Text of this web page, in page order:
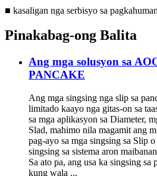
■ kasaligan nga serbisyo sa pagkahuman
Pinakabag-ong Balita
Ang mga solusyon sa
PANCAKE
Ang mga singsing nga slip sa
limitado kaayo nga gitas-on sa
sa mga aplikasyon sa Diameter,
Slad, mahimo nila magamit ang
pag-ayo sa mga singsing sa Slip
singsing sa sistema aron
Sa ato pa, ang usa ka singsing sa
kung wala ...